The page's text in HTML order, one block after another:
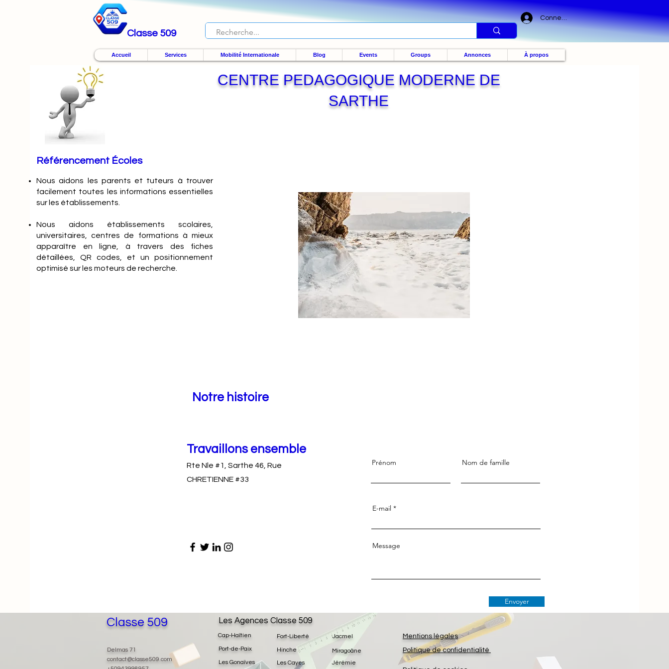
Classe 509
Connexion
Accueil Services Mobilité Internationale Blog Events Groups Annonces À propos
Référencement Écoles
Nousaidons les parents et tuteurs à trouver
facilement toutes les informations essentielles
sur les établissements.
Nous aidons établissements scolaires,
universitaires, centres de formations à mieux
apparaître en ligne, à travers des fiches
détaillées, QR codes, et un positionnement
optimisé sur les moteurs de recherche.
CENTRE PEDAGOGIQUE MODERNE DE
SARTHE
Notre histoire
Travaillons ensemble
Rte Nle #1, Sarthe 46, Rue
CHRETIENNE #33
Prénom Nom de famille
E-mail
Message
Envoyer
Classe 509
Delmas 71
contact@classe509.com
Fort-Liberté
Hinche
Les Cayes
Jacmel
Jérémie
Miragoâne
Les Agences Classe 509
Cap-Haïtien
Port-de-Paix
Les Gonaïves
Mentions légales
Politique de confidentialité